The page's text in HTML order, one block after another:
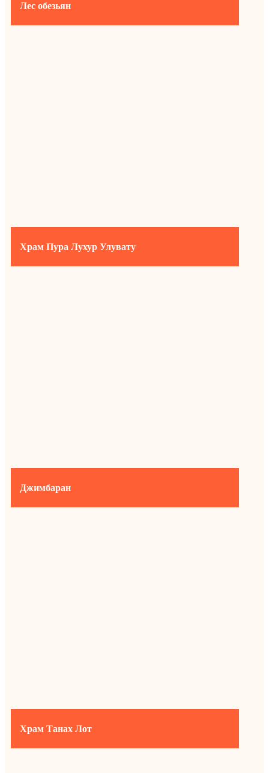
Лес обезьян
Храм Пура Лухур Улувату
Джимбаран
Храм Танах Лот